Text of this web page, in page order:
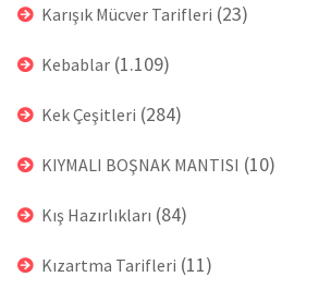
Karışık Mücver Tarifleri (23)
Kebablar (1.109)
Kek Çeşitleri (284)
KIYMALI BOŞNAK MANTISI (10)
Kış Hazırlıkları (84)
Kızartma Tarifleri (11)